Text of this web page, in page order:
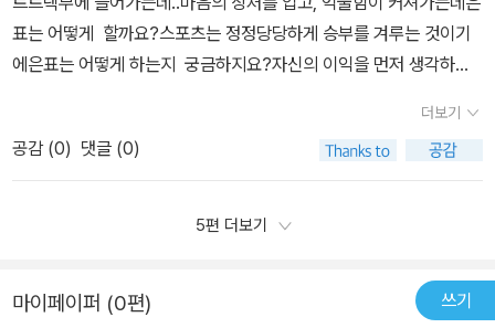
낙심하여 쇼트트랙부에서 나오게 되는데요.은표는 정말 시합에 나가
려 도현을 밀친 걸까요?그리고 자신의 꿈인 쇼트트랙 국가대표를 이
요?어쩌면 초등 고학년에서의 생활은 사회에서 겪는 경쟁의 제일 작
은 축소판이 아닐는지요.경쟁이 무엇인지, 친구와의 좋은 관계가 무
엇인지, 내 한계를 스스로 깨는 건 어떤 것인지 등 많은 시험에 놓이게
은 건강한 정신, 가정으로부터의 믿음과 애정, 친구들과의 신뢰와 우
를 담은 것이겠지요.무얼 해야 할지 꿈조차 없는 아이들, 도전에 목마
기회는 온답니다. 그 도전을 즐기기를 응원합니다. 꿈을 위해 도전하
는 은표를 응원합니다.
표는 어떻게 할까요?스포츠는 정정당당하게 승부를 겨루는 것이기
에은표는 어떻게 하는지 궁금하지요?자신의 이익을 먼저 생각하
는데..은표는 마음이 무거운데요. 내가 그랬나? 정확히 기억나지 않
고 주변에서 오해를 해서 힘들어진 은표.비디오판독후 은표의 잘못
이 아님을 알게되는데요.친구들과 코치님의 사과로 마무리지었어요.
도현이 대신해 나가게된 첫경기에서 네번째로 결승선에 들어오게되
요. 은표도 다음에는 더 잘할거라고 다짐합니다.은표는 목표를 향
해 꺾이지 않고 당당하게 나아갈 용기를 배우고 1등이 아니어도 괜찮
더보기
공감 (0) 댓글 (0)
5편 더보기
마이페이퍼 (0편) 쓰기